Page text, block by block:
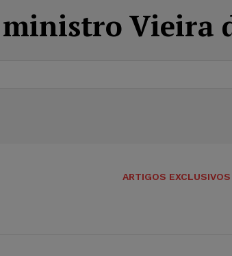
ministro Vieira
ARTIGOS EXCLUSIVOS